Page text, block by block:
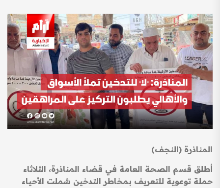
المناذرة (النجف)
أطلق قسم الصحة العامة في قضاء المناذرة، الثلاثاء
حملة توعوية للتعريف بمخاطر التدخين شملت الأحياء